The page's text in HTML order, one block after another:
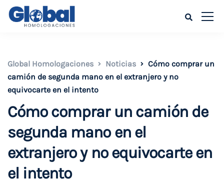
Global Homologaciones Noticias
Cómo comprar un
camión de segunda mano en el extranjero y no
equivocarte en el intento
Cómo comprar un camión de
segunda mano en el
extranjero y no equivocarte en
el intento